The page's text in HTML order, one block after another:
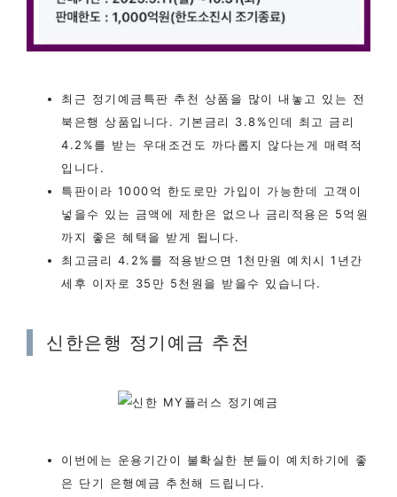
최근 정기예금특판 추천 상품을 많이 내놓고 있는 전
북은행 상품입니다. 기본금리 3.8%인데 최고 금리
4.2%를 받는 우대조건도 까다롭지 않다는게 매력적
입니다.
특판이라 1000억 한도로만 가입이 가능한데 고객이
넣을수 있는 금액에 제한은 없으나 금리적용은 5억원
까지 좋은 혜택을 받게 됩니다.
최고금리 4.2%를 적용받으면 1천만원 예치시 1년간
세후 이자로 35만 5천원을 받을수 있습니다.
신한은행 정기예금 추천
이번에는 운용기간이 불확실한 분들이 예치하기에 좋
은 단기 은행예금 추천해 드립니다.